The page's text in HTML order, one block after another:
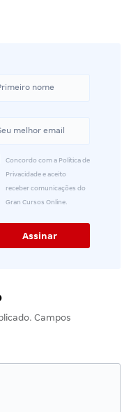
Concordo com a Política de
Privacidade e aceito
receber comunicações do
Gran Cursos Online.
Campos